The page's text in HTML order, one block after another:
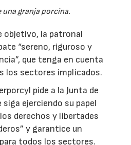
una granja porcina.
objetivo, la patronal
“sereno, riguroso y
que tenga en cuenta
los sectores implicados.
pide a la Junta de
ejerciendo su papel
derechos y libertades
y garantice un
todos los sectores.